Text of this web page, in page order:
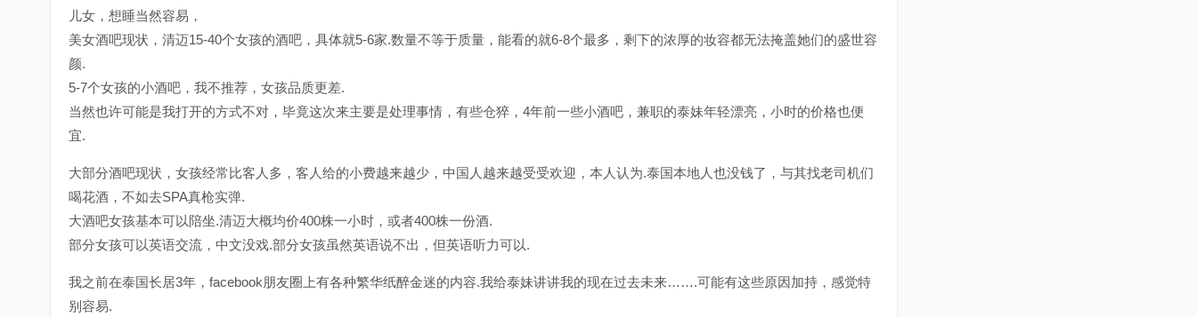
儿女，想睡当然容易，
美女酒吧现状，清迈15-40个女孩的酒吧，具体就5-6家.数量不等于质量，能看的就6-8个最多，剩下的浓厚的妆容都无法掩盖她们的盛世容
颜.
5-7个女孩的小酒吧，我不推荐，女孩品质更差.
当然也许可能是我打开的方式不对，毕竟这次来主要是处理事情，有些仓猝，4年前一些小酒吧，兼职的泰妹年轻漂亮，小时的价格也便
宜.
大部分酒吧现状，女孩经常比客人多，客人给的小费越来越少，中国人越来越受受欢迎，本人认为.泰国本地人也没钱了，与其找老司机们
喝花酒，不如去SPA真枪实弹.
大酒吧女孩基本可以陪坐.清迈大概均价400株一小时，或者400株一份酒.
部分女孩可以英语交流，中文没戏.部分女孩虽然英语说不出，但英语听力可以.
我之前在泰国长居3年，facebook朋友圈上有各种繁华纸醉金迷的内容.我给泰妹讲讲我的现在过去未来…….可能有这些原因加持，感觉特
别容易.